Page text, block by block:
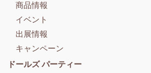
商品情報
イベント
出展情報
キャンペーン
ドールズ パーティー